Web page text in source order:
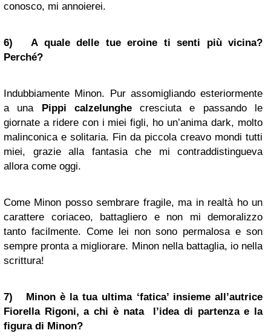
conosco, mi annoierei.
6) A quale delle tue eroine ti senti più vicina?
Perché?
Indubbiamente Minon. Pur assomigliando esteriormente
a una Pippi calzelunghecresciuta e passando le
giornate a ridere con i miei figli, ho un’anima dark, molto
malinconica e solitaria. Fin da piccola creavo mondi tutti
miei, grazie alla fantasia che mi contraddistingueva
allora come oggi.
Come Minon posso sembrare fragile, ma in realtà ho un
carattere coriaceo, battagliero e non mi demoralizzo
tanto facilmente. Come lei non sono permalosa e son
sempre pronta a migliorare. Minon nella battaglia, io nella
scrittura!
7) Minon è la tua ultima ‘fatica’ insieme all’autrice
Fiorella Rigoni, a chi è nata l’idea di partenza e la
figura di Minon?